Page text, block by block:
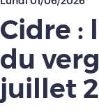
Cidre :
du
juillet